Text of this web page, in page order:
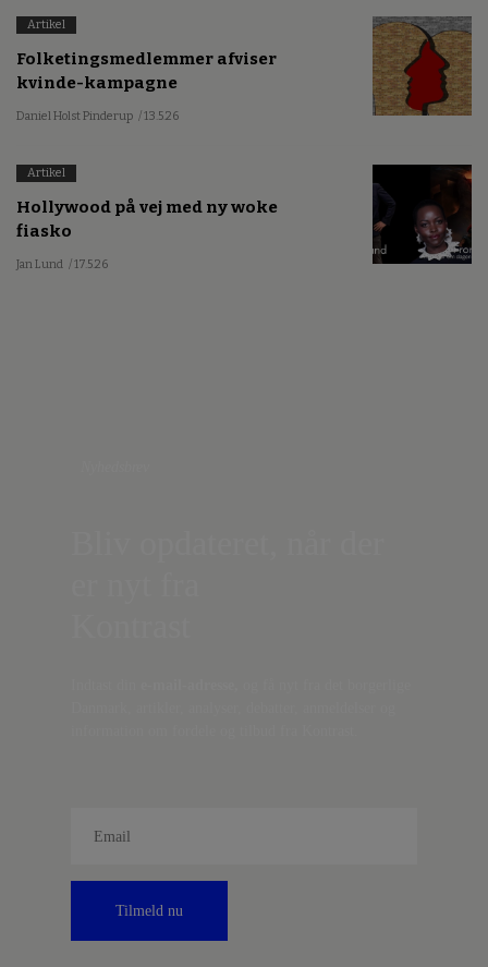
Artikel
Folketingsmedlemmer afviser
kvinde-kampagne
Daniel Holst Pinderup / 13.5.26
Artikel
Hollywood på vej med ny woke
fiasko
Jan Lund / 17.5.26
Tilmeld nu